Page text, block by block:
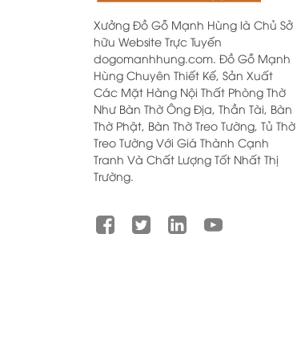
Xưởng Đồ Gỗ Mạnh Hùng là Chủ Sở
hữu Website Trực Tuyến
dogomanhhung.com. Đồ Gỗ Mạnh
Hùng Chuyên Thiết Kế, Sản Xuất
Các Mặt Hàng Nội Thất Phòng Thờ
Như Bàn Thờ Ông Địa, Thần Tài, Bàn
Thờ Phật, Bàn Thờ Treo Tường, Tủ Thờ
Treo Tường Với Giá Thành Cạnh
Tranh Và Chất Lượng Tốt Nhất Thị
Trường.